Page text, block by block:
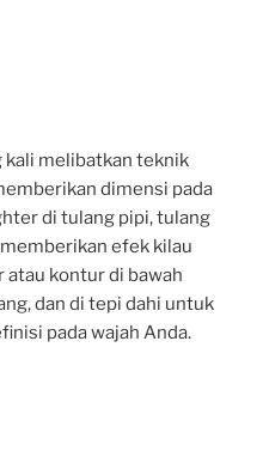
kali melibatkan teknik
dimensi pada
di tulang pipi, tulang
efek kilau
atau kontur di bawah
dan di tepi dahi untuk
pada wajah Anda.